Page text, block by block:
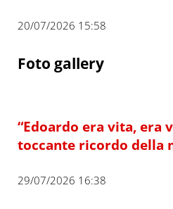
20/07/2026 15:58
Foto gallery
“Edoardo era vita, era
toccante ricordo della
29/07/2026 16:38